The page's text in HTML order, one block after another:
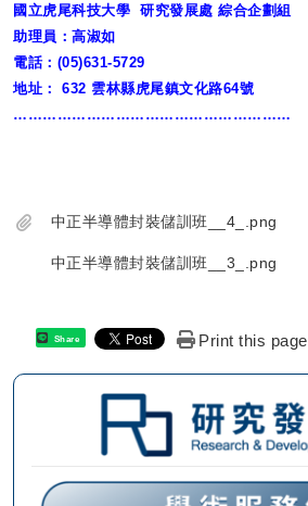
國立虎尾科技大學 研究發展處 綜合企劃組
助理員：高淑如
電話： (05)631-5729
地址：
632 雲林縣虎尾鎮文化路64號
…………………………………………………
中正半導體封裝儲訓班__4_.png
中正半導體封裝儲訓班__3_.png
Share Print this page